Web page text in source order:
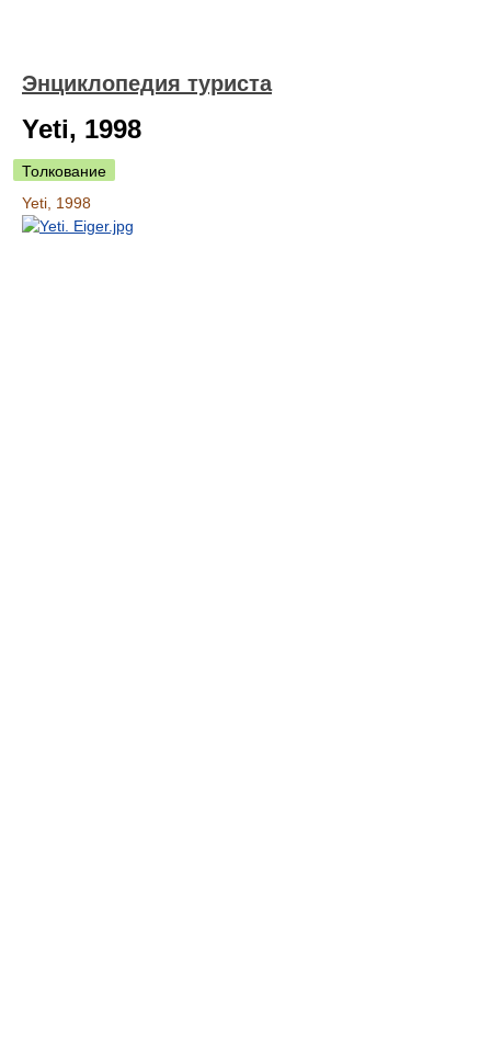
Энциклопедия туриста
Yeti, 1998
Толкование
Yeti, 1998